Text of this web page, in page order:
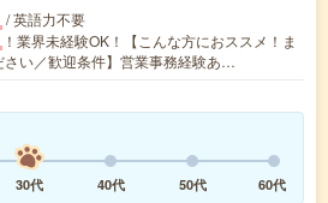
/ 英語力不要
！業界未経験OK！【こんな方におススメ！ま
さい／歓迎条件】営業事務経験あ…
30代 40代 50代 60代